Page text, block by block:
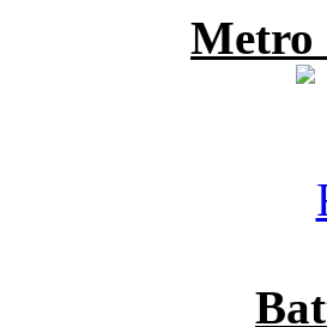
Metro